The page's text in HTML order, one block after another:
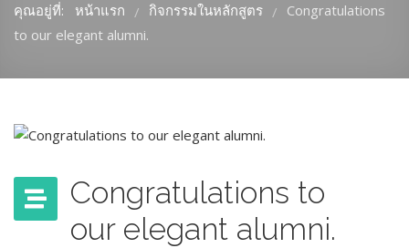
คุณอยู่ที่: หน้าแรก / กิจกรรมในหลักสูตร / Congratulations
to our elegant alumni.
Congratulations to
our elegant alumni.